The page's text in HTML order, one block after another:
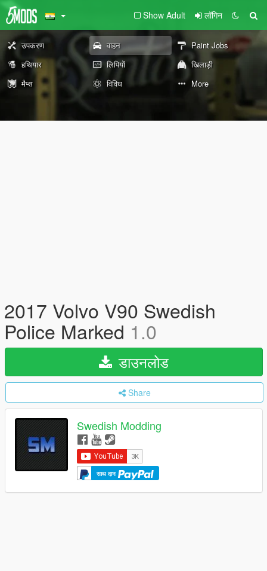
Show Adult लॉगिन
उपकरण वाहन
Paint Jobs
हथियार
लिपियों
खिलाड़ी
मैप्स
विविध More
2017 Volvo V90 Swedish
Police Marked 1.0
डाउनलोड
Share
Swedish Modding
साथ दान